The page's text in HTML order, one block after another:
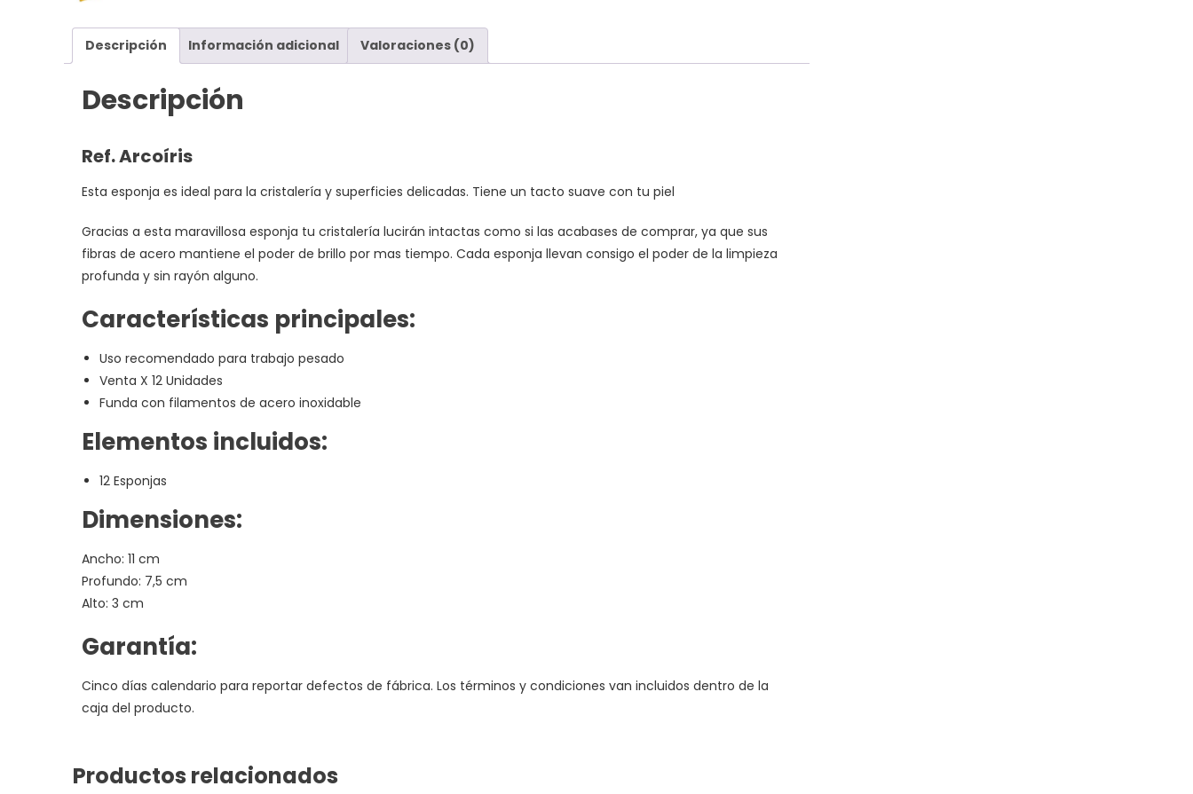
Descripción Información adicional Valoraciones (0)
Descripción
Ref. Arcoíris
Esta esponja es ideal para la cristalería y superficies delicadas. Tiene un tacto suave con tu piel
Gracias a esta maravillosa esponja tu cristalería lucirán intactas como si las acabases de comprar, ya que sus
fibras de acero mantiene el poder de brillo por mas tiempo. Cada esponja llevan consigo el poder de la limpieza
profunda y sin rayón alguno.
Características principales:
Uso recomendado para trabajo pesado
Venta X 12 Unidades
Funda con filamentos de acero inoxidable
Elementos incluidos:
12 Esponjas
Dimensiones:
Ancho: 11 cm
Profundo: 7,5 cm
Alto: 3 cm
Garantía:
Cinco días calendario para reportar defectos de fábrica. Los términos y condiciones van incluidos dentro de la
caja del producto.
Productos relacionados